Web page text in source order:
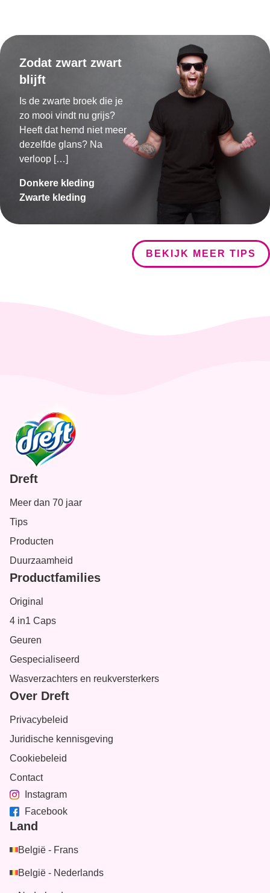
Zodat zwart zwart
blijft
Is de zwarte broek die je
zo mooi vindt nu grijs?
Heeft dat hemd niet meer
dezelfde glans? Na
verloop […]
Donkere kleding
Zwarte kleding
BEKIJK MEER TIPS
Dreft
Meer dan 70 jaar
Tips
Producten
Duurzaamheid
Productfamilies
Original
4 in1 Caps
Geuren
Gespecialiseerd
Wasverzachters en reukversterkers
Over Dreft
Privacybeleid
Juridische kennisgeving
Cookiebeleid
Contact
Instagram
Facebook
Land
België - Frans
België - Nederlands